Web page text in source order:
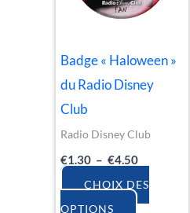
Badge « Haloween »
du Radio Disney
Club
Radio Disney Club
€1.30 – €4.50
CHOIX DES
OPTIONS
variations.
options
peuvent
choisies
sur
la